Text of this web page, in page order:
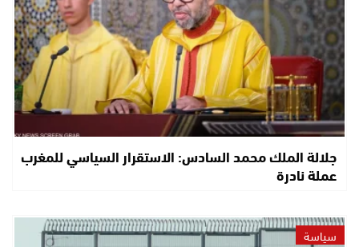
جلالة الملك محمد السادس: الاستقرار السياسي للمغرب
عملة نادرة
سياسة